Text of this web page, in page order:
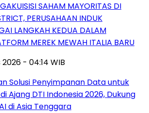
SAHAM MAYORITAS DI
PERUSAHAAN INDUK
LANGKAH KEDUA DALAM
MEREK MEWAH ITALIA BARU
- 04:14 WIB
Solusi Penyimpanan Data untuk
Ajang DTI Indonesia 2026, Dukung
di Asia Tenggara